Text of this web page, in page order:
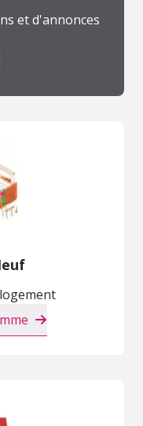
et d'annonces